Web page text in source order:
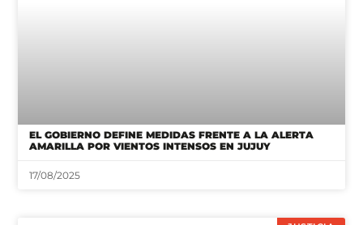
EL GOBIERNO DEFINE MEDIDAS FRENTE A LA ALERTA
AMARILLA POR VIENTOS INTENSOS EN JUJUY
17/08/2025